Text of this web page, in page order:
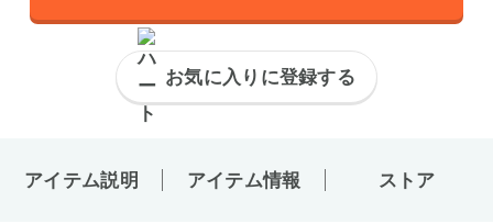
お気に入りに登録する
アイテム説明 アイテム情報 ストア